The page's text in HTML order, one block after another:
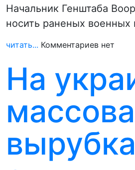
Начальник Генштаба
носить раненых
читать... Комментариев нет
На